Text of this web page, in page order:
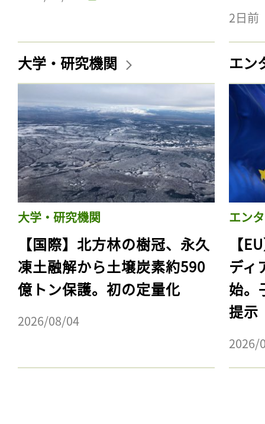
2日前
大学・研究機関
大学・研究機関
【国際】北方林の樹冠、永久
凍土融解から土壌炭素約590
億トン保護。初の定量化
2026/08/04
エン
エン
【
ディ
始。
提示
2026/